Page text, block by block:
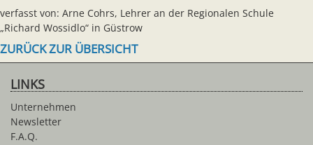
verfasst von: Arne Cohrs, Lehrer an der Regionalen Schule
„Richard Wossidlo“ in Güstrow
ZURÜCK ZUR ÜBERSICHT
LINKS
Unternehmen
Newsletter
F.A.Q.